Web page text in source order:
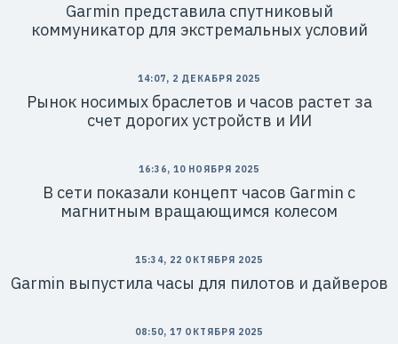
Garmin представила спутниковый
коммуникатор для экстремальных условий​
14:07, 2 ДЕКАБРЯ 2025
Рынок носимых браслетов и часов растет за
счет дорогих устройств и ИИ
16:36, 10 НОЯБРЯ 2025
В сети показали концепт часов Garmin с
магнитным вращающимся колесом
15:34, 22 ОКТЯБРЯ 2025
Garmin выпустила часы для пилотов и дайверов
08:50, 17 ОКТЯБРЯ 2025